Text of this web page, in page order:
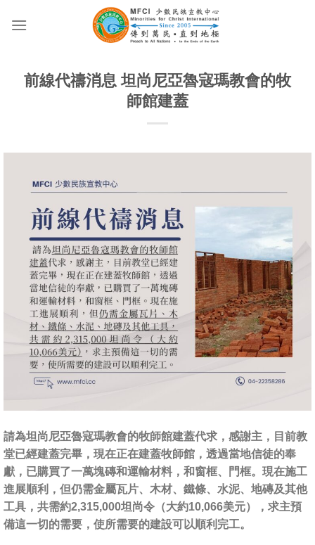
前線代禱消息 坦尚尼亞魯寇瑪教會的牧
師館建蓋
請為坦尚尼亞魯寇瑪教會的牧師館建蓋代求，感謝主，目前教
堂已經建蓋完畢，現在正在建蓋牧師館，透過當地信徒的奉
獻，已購買了一萬塊磚和運輸材料，和窗框、門框。現在施工
進展順利，但仍需金屬瓦片、木材、鐵條、水泥、地磚及其他
工具，共需約2,315,000坦尚令（大約10,066美元），求主預
備這一切的需要，使所需要的建設可以順利完工。